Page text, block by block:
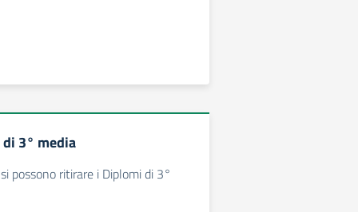
3° media
possono ritirare i Diplomi di 3°